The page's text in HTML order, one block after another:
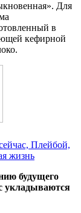
Для
в
кефирной
Плейбой,
жизнь
будущего
укладываются